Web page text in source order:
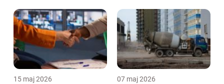
15 maj 2026 07 maj 2026